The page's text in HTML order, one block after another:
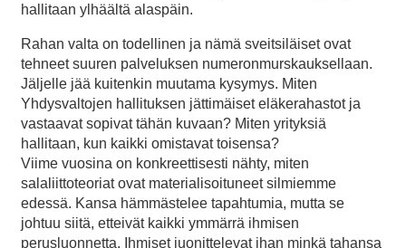
hallitaan ylhäältä alaspäin.
Rahan valta on todellinen ja nämä sveitsiläiset ovat
tehneet suuren palveluksen numeronmurskauksellaan.
Jäljelle jää kuitenkin muutama kysymys. Miten
Yhdysvaltojen hallituksen jättimäiset eläkerahastot ja
vastaavat sopivat tähän kuvaan? Miten yrityksiä
hallitaan, kun kaikki omistavat toisensa?
Viime vuosina on konkreettisesti nähty, miten
salaliittoteoriat ovat materialisoituneet silmiemme
edessä. Kansa hämmästelee tapahtumia, mutta se
johtuu siitä, etteivät kaikki ymmärrä ihmisen
perusluonnetta. Ihmiset juonittelevat ihan minkä tahansa